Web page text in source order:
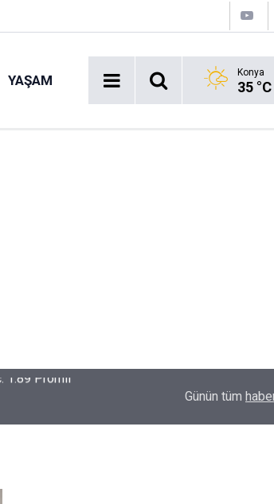
YAŞAM Konya
35 °C
Erkin Koray'ı bir tek onlar
Günün tüm